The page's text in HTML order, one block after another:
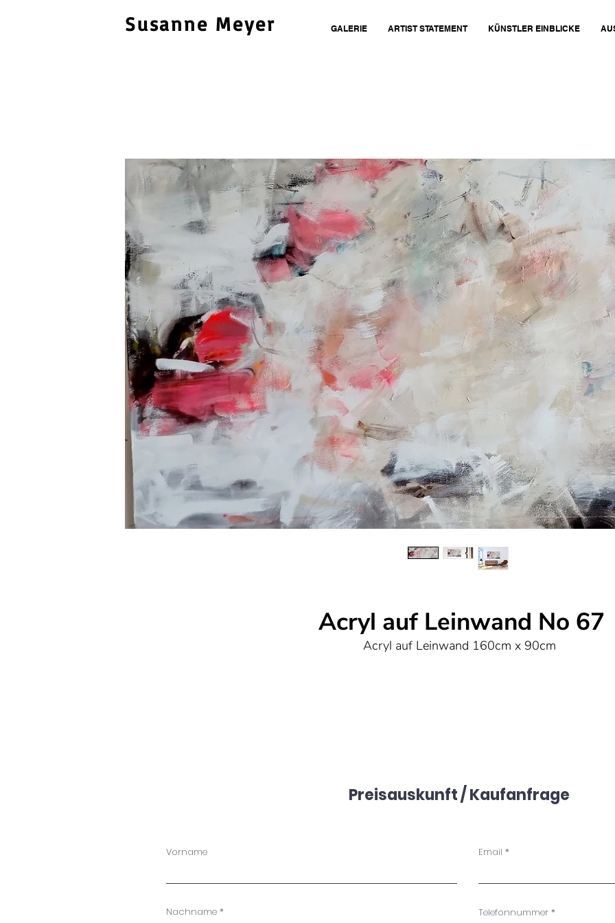
Susanne Meyer GALERIE ARTIST STATEMENT KÜNSTLER EINBLICKE
"Die Leinwand als Bühne für Freiheit und
Acryl auf Leinwand No 67
Acryl auf Leinwand 160cm x 90cm
Preisauskunft / Kaufanfrage
Vorname Email
Nachname Telefonnummer